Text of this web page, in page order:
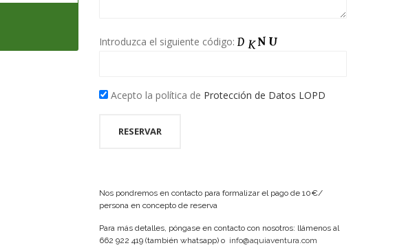
Introduzca el siguiente código:
Acepto la política de Protección de Datos LOPD
Nos pondremos en contacto para formalizar el pago de 10€/
persona en concepto de reserva
Para más detalles, póngase en contacto con nosotros: llámenos al
662 922 419 (también whatsapp) o info@aquiaventura.com